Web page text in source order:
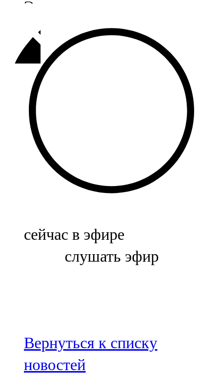
Әлмәт
92,9 FM
Базарлы матак
107,1 FM
Балык бистәсе
104,9 FM
Баулы
107,5 FM
Биләр
Болгар
100,3 FM
Зәй
106,6 FM
сейчас в эфире
слушать эфир
Вернуться к списку
новостей